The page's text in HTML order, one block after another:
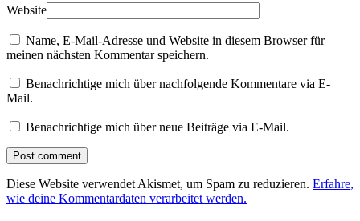
Website
Name, E-Mail-Adresse und Website in diesem Browser für
meinen nächsten Kommentar speichern.
Benachrichtige mich über nachfolgende Kommentare via E-
Mail.
Benachrichtige mich über neue Beiträge via E-Mail.
Diese Website verwendet Akismet, um Spam zu reduzieren. Erfahre,
wie deine Kommentardaten verarbeitet werden.